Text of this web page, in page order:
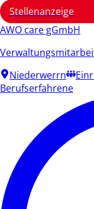
Stellenanzeige
AWO care gGmbH
Niederwerrn
Berufserfahrene